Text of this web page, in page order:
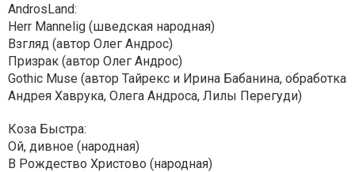
AndrosLand:
Herr Mannelig (шведская народная)
Взгляд (автор Олег Андрос)
Призрак (автор Олег Андрос)
Gothic Muse (автор Тайрекс и Ирина Бабанина, обработка
Андрея Хаврука, Олега Андроса, Лилы Перегуди)
Коза Быстра:
Ой, дивное (народная)
В Рождество Христово (народная)